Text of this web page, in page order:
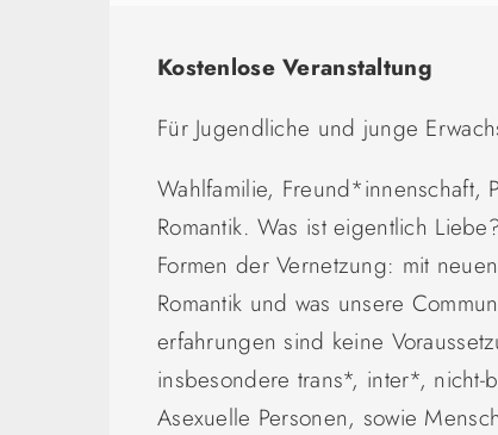
Kostenlose Veranstaltung
Für Jugendliche und junge
Wahlfamilie, Freund*innenschaft,
Romantik. Was ist eigentlich
Formen der Vernetzung: mit
Romantik und was unsere
erfahrungen sind keine
insbesondere trans*, inter*,
Asexuelle Personen, sowie